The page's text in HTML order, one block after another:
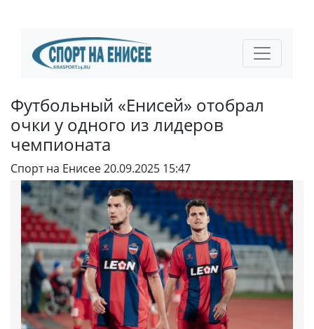
Футбольный «Енисей» отобрал
очки у одного из лидеров
чемпионата
Спорт на Енисее20.09.2025 15:47